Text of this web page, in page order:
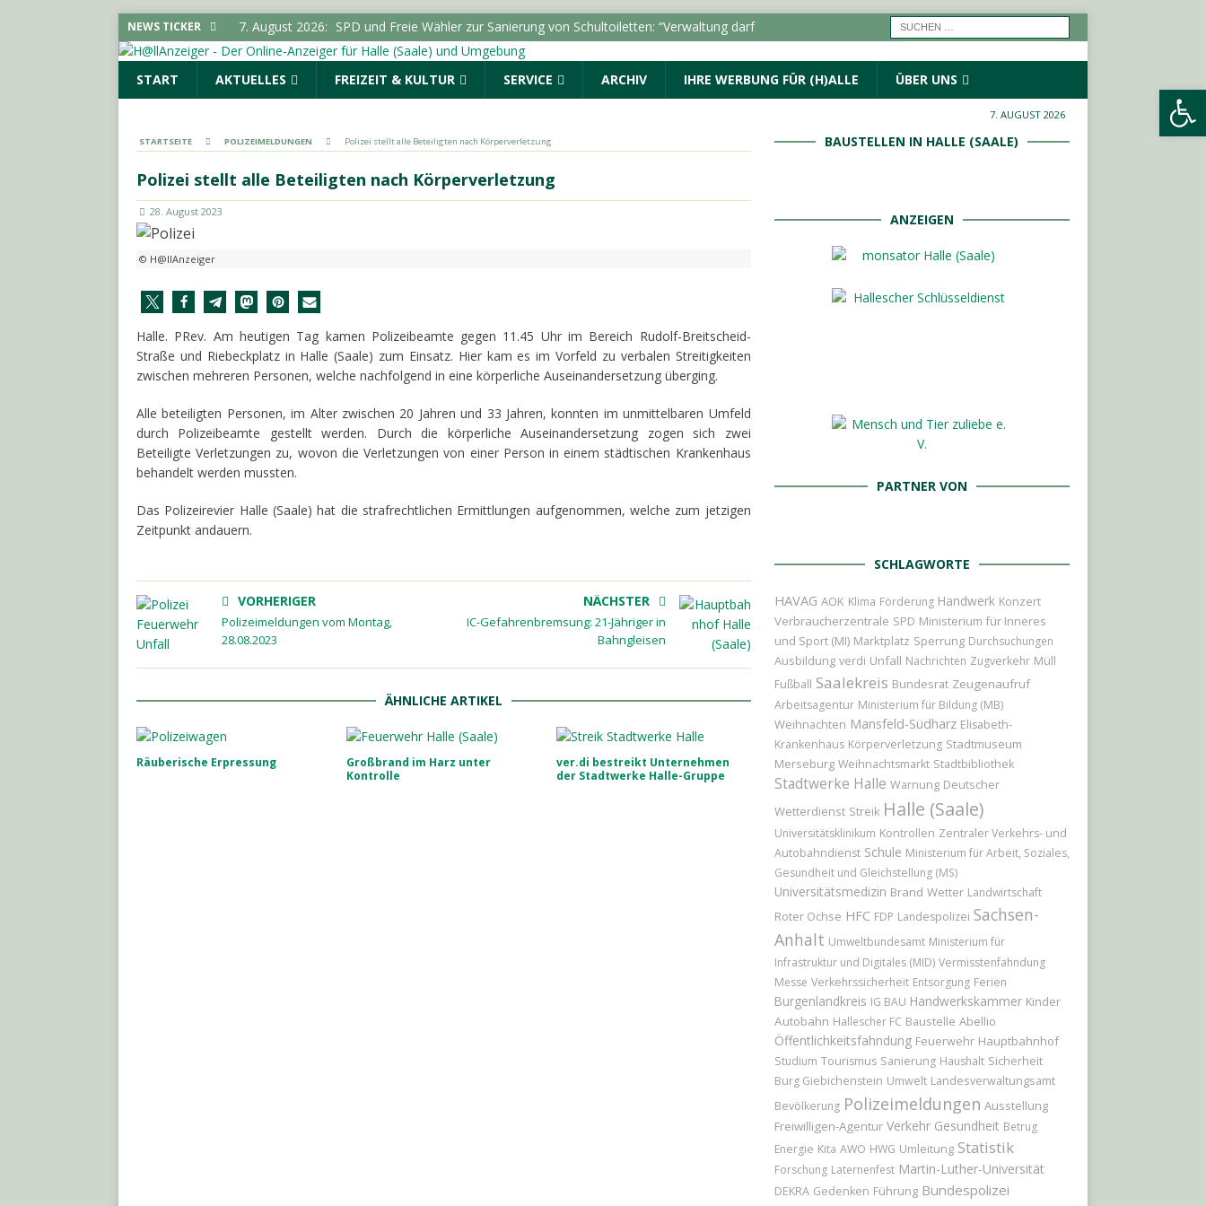
NEWS TICKER 7. August 2026: SPD und Freie Wähler zur Sanierung von Schultoiletten: “Verwaltung darf
keine Förderhindernisse erfinden”
LOKALE NACHRICHTEN - HALLE (SAALE) &
UMGEBUNG
POLIZEIMELDUNGEN
Vorgeschichte erreicht Besuchermarke von 50.000
LOKALE NACHRICHTEN - HALLE
7. August 2026:
START AKTUELLES FREIZEIT & KULTUR SERVICE ARCHIV IHRE WERBUNG FÜR (H)ALLE ÜBER UNS
7. AUGUST 2026
STARTSEITE POLIZEIMELDUNGEN Polizei stellt alle Beteiligten nach Körperverletzung
Polizei stellt alle Beteiligten nach Körperverletzung
28. August 2023
© H@llAnzeiger
Halle. PRev. Am heutigen Tag kamen Polizeibeamte gegen 11.45 Uhr im Bereich Rudolf-Breitscheid-
Straße und Riebeckplatz in Halle (Saale) zum Einsatz. Hier kam es im Vorfeld zu verbalen Streitigkeiten
zwischen mehreren Personen, welche nachfolgend in eine körperliche Auseinandersetzung überging.
Alle beteiligten Personen, im Alter zwischen 20 Jahren und 33 Jahren, konnten im unmittelbaren Umfeld
durch Polizeibeamte gestellt werden. Durch die körperliche Auseinandersetzung zogen sich zwei
Beteiligte Verletzungen zu, wovon die Verletzungen von einer Person in einem städtischen Krankenhaus
behandelt werden mussten.
Das Polizeirevier Halle (Saale) hat die strafrechtlichen Ermittlungen aufgenommen, welche zum jetzigen
Zeitpunkt andauern.
VORHERIGER
Polizeimeldungen vom Montag,
28.08.2023
NÄCHSTER
IC-Gefahrenbremsung: 21-Jähriger in
Bahngleisen
ÄHNLICHE ARTIKEL
Räuberische Erpressung
Großbrand im Harz unter
Kontrolle
ver.di bestreikt Unternehmen
der Stadtwerke Halle-Gruppe
BAUSTELLEN IN HALLE (SAALE)
ANZEIGEN
PARTNER VON
SCHLAGWORTE
HAVAG AOK Klima Förderung Handwerk Konzert
Verbraucherzentrale SPD Ministerium für Inneres
und Sport (MI) Marktplatz Sperrung Durchsuchungen
Ausbildung verdi Unfall Nachrichten Zugverkehr Müll
Fußball Saalekreis Bundesrat Zeugenaufruf
Arbeitsagentur Ministerium für Bildung (MB)
Weihnachten Mansfeld-Südharz Elisabeth-
Krankenhaus Körperverletzung Stadtmuseum
Merseburg Weihnachtsmarkt Stadtbibliothek
Stadtwerke Halle Warnung Deutscher
Wetterdienst Streik Halle (Saale)
Universitätsklinikum Kontrollen Zentraler Verkehrs- und
Autobahndienst Schule Ministerium für Arbeit, Soziales,
Gesundheit und Gleichstellung (MS)
Universitätsmedizin Brand Wetter Landwirtschaft
Roter Ochse HFC FDP Landespolizei Sachsen-
Anhalt Umweltbundesamt Ministerium für
Infrastruktur und Digitales (MID) Vermisstenfahndung
Messe Verkehrssicherheit Entsorgung Ferien
Burgenlandkreis IG BAU Handwerkskammer Kinder
Autobahn Hallescher FC Baustelle Abellio
Öffentlichkeitsfahndung Feuerwehr Hauptbahnhof
Studium Tourismus Sanierung Haushalt Sicherheit
Burg Giebichenstein Umwelt Landesverwaltungsamt
Bevölkerung Polizeimeldungen Ausstellung
Freiwilligen-Agentur Verkehr Gesundheit Betrug
Energie Kita AWO HWG Umleitung Statistik
Forschung Laternenfest Martin-Luther-Universität
DEKRA Gedenken Führung Bundespolizei
Werkzeugleiste öffnen